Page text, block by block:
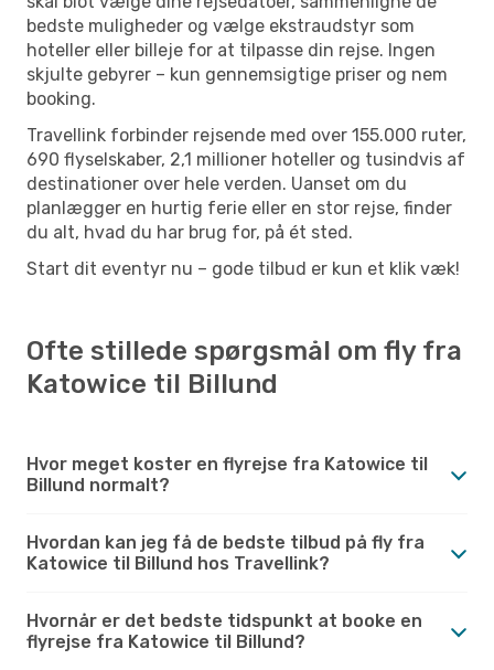
bedste muligheder og vælge ekstraudstyr som
hoteller eller billeje for at tilpasse din rejse. Ingen
skjulte gebyrer – kun gennemsigtige priser og nem
booking.
Travellink forbinder rejsende med over 155.000 ruter,
690 flyselskaber, 2,1 millioner hoteller og tusindvis af
destinationer over hele verden. Uanset om du
planlægger en hurtig ferie eller en stor rejse, finder
du alt, hvad du har brug for, på ét sted.
Start dit eventyr nu – gode tilbud er kun et klik væk!
Ofte stillede spørgsmål om fly fra
Katowice til Billund
Hvor meget koster en flyrejse fra Katowice til
Billund normalt?
Hvordan kan jeg få de bedste tilbud på fly fra
Katowice til Billund hos Travellink?
Hvornår er det bedste tidspunkt at booke en
flyrejse fra Katowice til Billund?